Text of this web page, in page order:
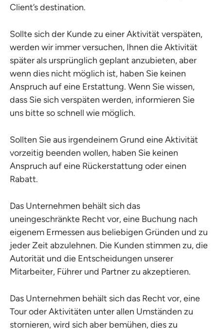
Client’s destination.
Sollte sich der Kunde zu einer Aktivität verspäten,
werden wir immer versuchen, Ihnen die Aktivität
später als ursprünglich geplant anzubieten, aber
wenn dies nicht möglich ist, haben Sie keinen
Anspruch auf eine Erstattung. Wenn Sie wissen,
dass Sie sich verspäten werden, informieren Sie
uns bitte so schnell wie möglich.
Sollten Sie aus irgendeinem Grund eine Aktivität
vorzeitig beenden wollen, haben Sie keinen
Anspruch auf eine Rückerstattung oder einen
Rabatt.
Das Unternehmen behält sich das
uneingeschränkte Recht vor, eine Buchung nach
eigenem Ermessen aus beliebigen Gründen und zu
jeder Zeit abzulehnen. Die Kunden stimmen zu, die
Autorität und die Entscheidungen unserer
Mitarbeiter, Führer und Partner zu akzeptieren.
Das Unternehmen behält sich das Recht vor, eine
Tour oder Aktivitäten unter allen Umständen zu
stornieren, wird sich aber bemühen, dies zu